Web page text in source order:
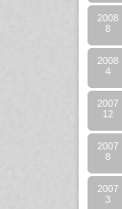
2008
8
2008
4
2007
12
2007
8
2007
3